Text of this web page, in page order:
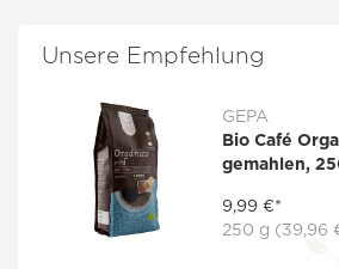
Unsere Empfehlung
GEPA
Bio Café
gemahlen,
9,99 €*
250 g (39,96